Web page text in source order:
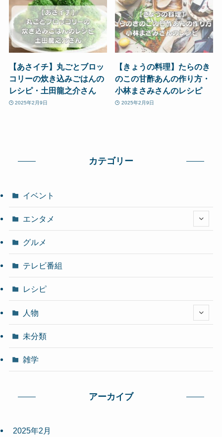
【あさイチ】丸ごとブロッ
コリーの炊き込みごはんの
レシピ・土田龍之介さん
2025年2月9日
【きょうの料理】たらのき
のこの甘酢あんの作り方・
小林まさみさんのレシピ
2025年2月9日
カテゴリー
イベント
エンタメ
グルメ
テレビ番組
レシピ
人物
未分類
雑学
アーカイブ
2025年2月